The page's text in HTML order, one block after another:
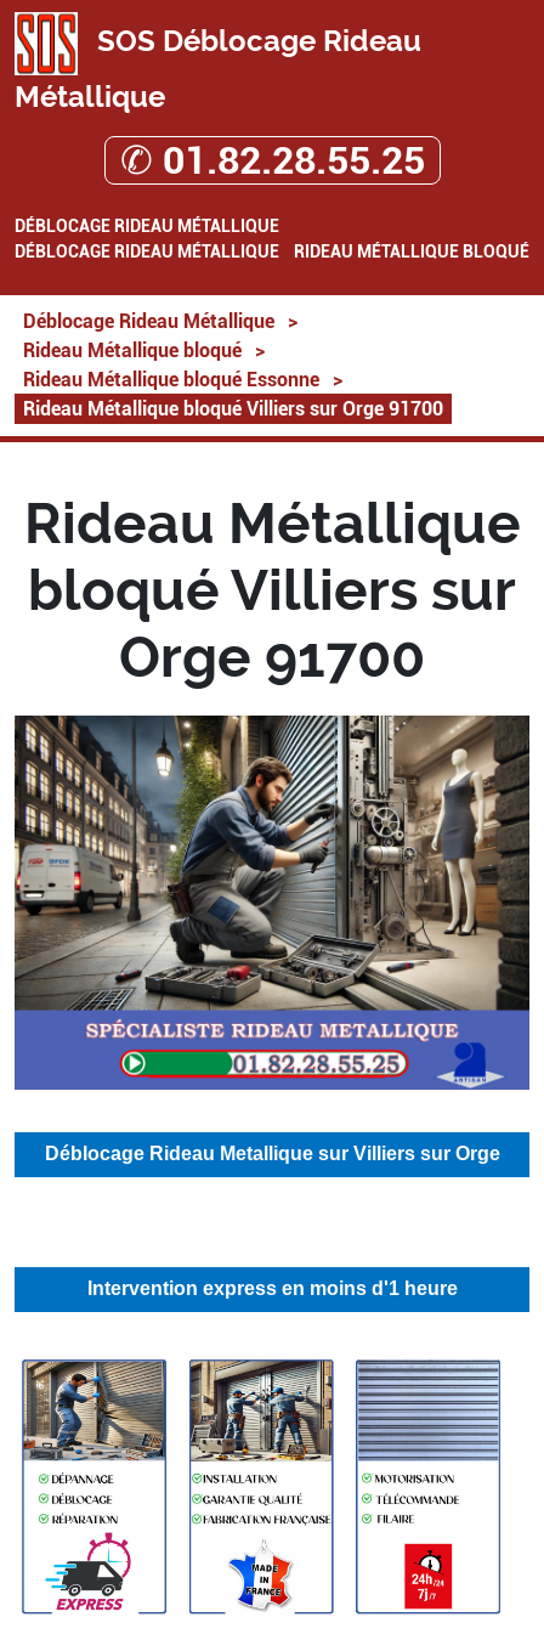
SOS Déblocage Rideau
Métallique
✆ 01.82.28.55.25
DÉBLOCAGE RIDEAU MÉTALLIQUE
DÉBLOCAGE RIDEAU MÉTALLIQUE
RIDEAU MÉTALLIQUE BLOQUÉ
Déblocage Rideau Métallique
>
Rideau Métallique bloqué
>
Rideau Métallique bloqué Essonne
>
Rideau Métallique bloqué Villiers sur Orge 91700
Rideau Métallique
bloqué Villiers sur
Orge 91700
Déblocage Rideau Metallique sur Villiers sur Orge
Intervention express en moins d'1 heure